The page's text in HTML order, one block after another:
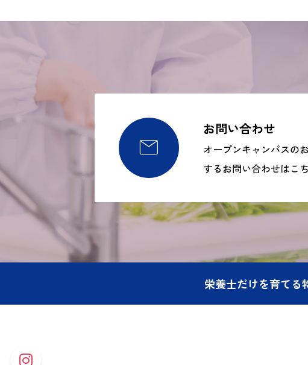

お問い合わせ
オープンキャンパスの
するお問い合わせはこち
栄養士だけを育てる